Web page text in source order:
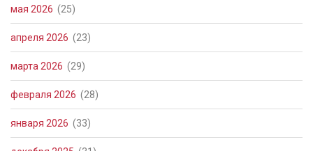
мая 2026 (25)
апреля 2026 (23)
марта 2026 (29)
февраля 2026 (28)
января 2026 (33)